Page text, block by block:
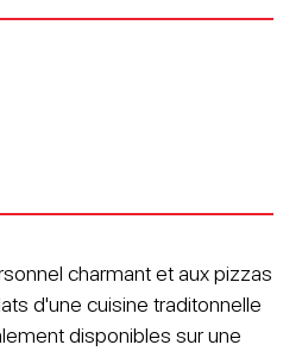
charmant et aux pizzas
d'une cuisine traditonnelle
disponibles sur une